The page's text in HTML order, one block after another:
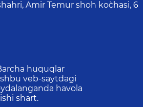
Amir Temur shoh ko`chasi, 6
huquqlar
veb-saytdagi
havola
shart.